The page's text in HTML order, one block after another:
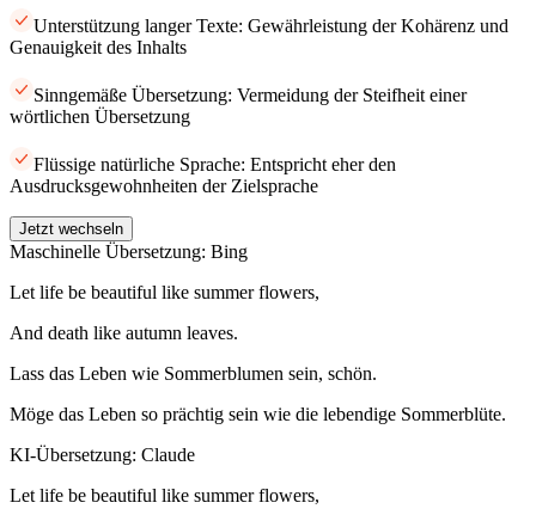
Unterstützung langer Texte: Gewährleistung der Kohärenz und
Genauigkeit des Inhalts
Sinngemäße Übersetzung: Vermeidung der Steifheit einer
wörtlichen Übersetzung
Flüssige natürliche Sprache: Entspricht eher den
Ausdrucksgewohnheiten der Zielsprache
Jetzt wechseln
Maschinelle Übersetzung: Bing
Let life be beautiful like summer flowers,
And death like autumn leaves.
Lass das Leben wie Sommerblumen sein, schön.
Möge das Leben so prächtig sein wie die lebendige Sommerblüte.
KI-Übersetzung: Claude
Let life be beautiful like summer flowers,